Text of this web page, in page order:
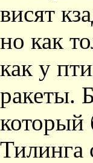
висят
но как
как у
ракеты.
который
Тилинга